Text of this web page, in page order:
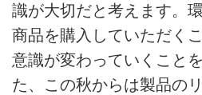
識が大切だと考えます。
商品を購入していただく
意識が変わっていくこと
た、この秋からは製品の